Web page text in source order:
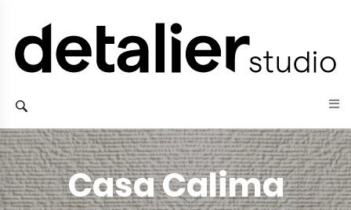
Casa Calima